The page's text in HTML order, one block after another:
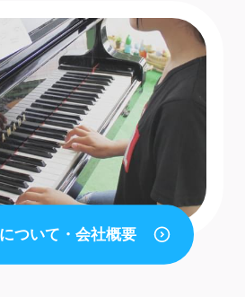
ついて・会社概要